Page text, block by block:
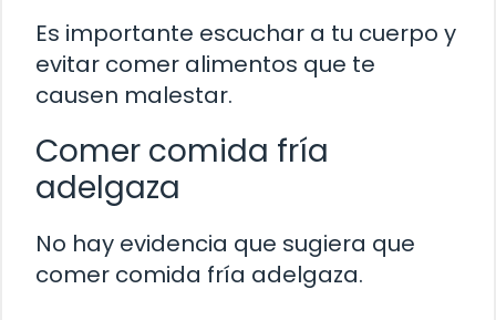
Es importante escuchar a tu cuerpo y
evitar comer alimentos que te
causen malestar.
Comer comida fría
adelgaza
No hay evidencia que sugiera que
comer comida fría adelgaza.